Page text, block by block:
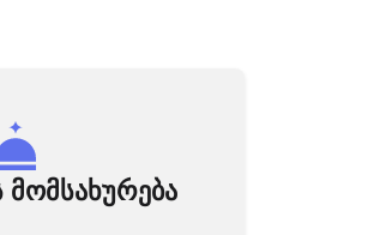
მომსახურება